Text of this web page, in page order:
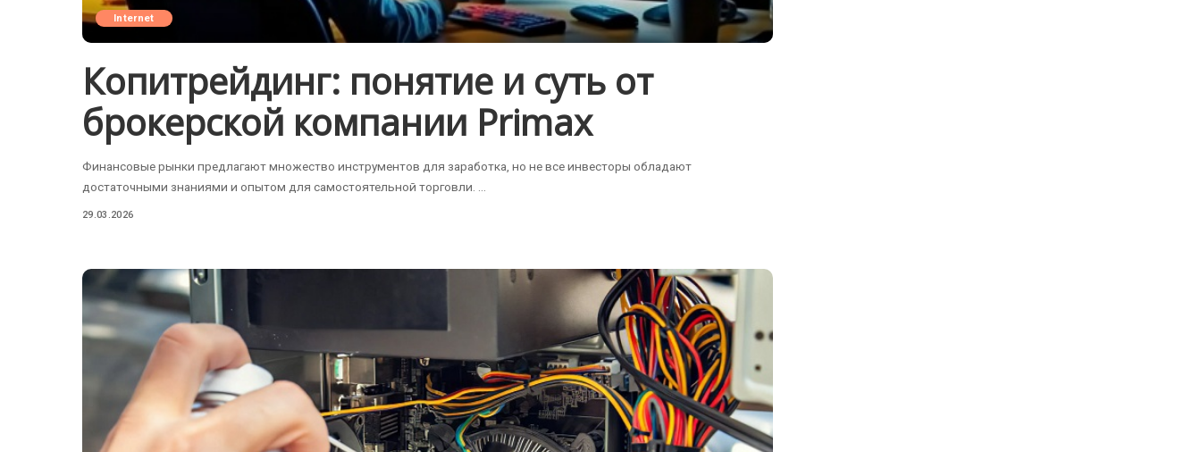
Internet
Копитрейдинг: понятие и суть от
брокерской компании Primax
Финансовые рынки предлагают множество инструментов для заработка, но не все инвесторы обладают
достаточными знаниями и опытом для самостоятельной торговли. ...
29.03.2026